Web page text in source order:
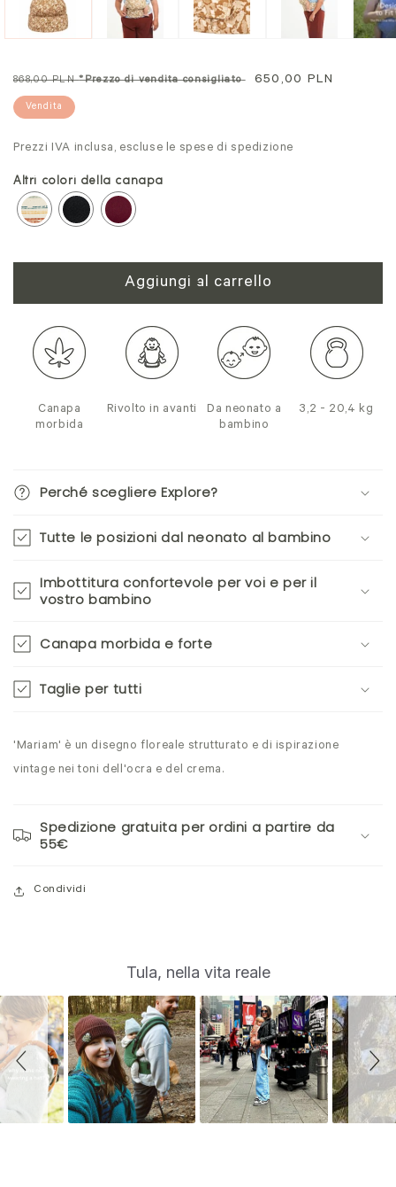
Prezzo
normale
868,00 PLN*Prezzo di vendita consigliato
Prezzo
650,00 PLN
Vendita
Prezzi IVA inclusa, escluse le spese di spedizione
Altri colori della canapa
Aggiungi al carrello
Canapa
morbida
Rivolto in avanti
Da neonato a
bambino
3,2 - 20,4 kg
Perché scegliere Explore?
Tutte le posizioni dal neonato al bambino
Imbottitura confortevole per voi e per il
vostro bambino
Canapa morbida e forte
Taglie per tutti
'Mariam' è un disegno floreale strutturato e di ispirazione
vintage nei toni dell'ocra e del crema.
Spedizione gratuita per ordini a partire da
55€
Condividi
i
d
e
s
h
o
Tula, nella vita reale